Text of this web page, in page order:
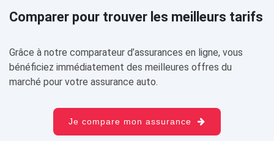
Comparer pour trouver les meilleurs tarifs
Grâce à notre comparateur d’assurances en ligne, vous
bénéficiez immédiatement des meilleures offres du
marché pour votre assurance auto.
Je compare mon assurance